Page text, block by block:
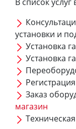
установки и
Установка
Установка
Заказ
магазин